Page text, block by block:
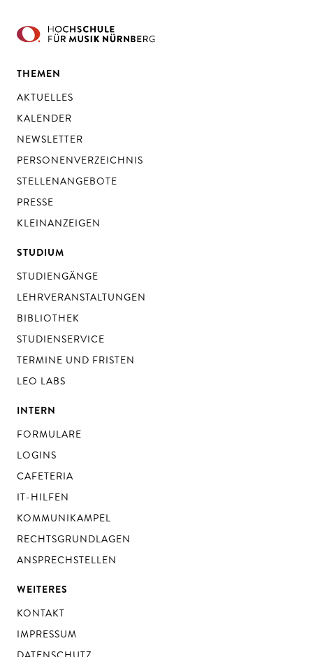
THEMEN
AKTUELLES
KALENDER
NEWSLETTER
PERSONENVERZEICHNIS
STELLENANGEBOTE
PRESSE
KLEINANZEIGEN
STUDIUM
STUDIENGÄNGE
LEHRVERANSTALTUNGEN
BIBLIOTHEK
STUDIENSERVICE
TERMINE UND FRISTEN
LEO LABS
INTERN
FORMULARE
LOGINS
CAFETERIA
IT-HILFEN
KOMMUNIKAMPEL
RECHTSGRUNDLAGEN
ANSPRECHSTELLEN
WEITERES
KONTAKT
IMPRESSUM